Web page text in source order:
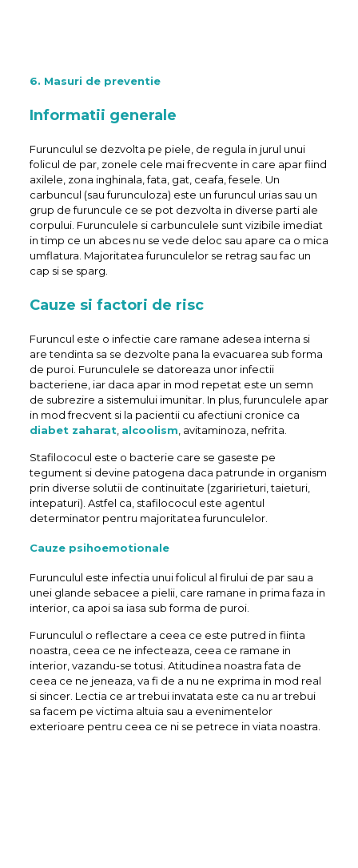
6. Masuri de preventie
Informatii generale
Furunculul se dezvolta pe piele, de regula in jurul unui
folicul de par, zonele cele mai frecvente in care apar fiind
axilele, zona inghinala, fata, gat, ceafa, fesele. Un
carbuncul (sau furunculoza) este un furuncul urias sau un
grup de furuncule ce se pot dezvolta in diverse parti ale
corpului. Furunculele si carbunculele sunt vizibile imediat
in timp ce un abces nu se vede deloc sau apare ca o mica
umflatura. Majoritatea furunculelor se retrag sau fac un
cap si se sparg.
Cauze si factori de risc
Furuncul este o infectie care ramane adesea interna si
are tendinta sa se dezvolte pana la evacuarea sub forma
de puroi. Furunculele se datoreaza unor infectii
bacteriene, iar daca apar in mod repetat este un semn
de subrezire a sistemului imunitar. In plus, furunculele apar
in mod frecvent si la pacientii cu afectiuni cronice ca
diabet zaharat, alcoolism , avitaminoza, nefrita.
Stafilococul este o bacterie care se gaseste pe
tegument si devine patogena daca patrunde in organism
prin diverse solutii de continuitate (zgaririeturi, taieturi,
intepaturi). Astfel ca, stafilococul este agentul
determinator pentru majoritatea furunculelor.
Cauze psihoemotionale
Furunculul este infectia unui folicul al firului de par sau a
unei glande sebacee a pielii, care ramane in prima faza in
interior, ca apoi sa iasa sub forma de puroi.
Furunculul o reflectare a ceea ce este putred in fiinta
noastra, ceea ce ne infecteaza, ceea ce ramane in
interior, vazandu-se totusi. Atitudinea noastra fata de
ceea ce ne jeneaza, va fi de a nu ne exprima in mod real
si sincer. Lectia ce ar trebui invatata este ca nu ar trebui
sa facem pe victima altuia sau a evenimentelor
exterioare pentru ceea ce ni se petrece in viata noastra.